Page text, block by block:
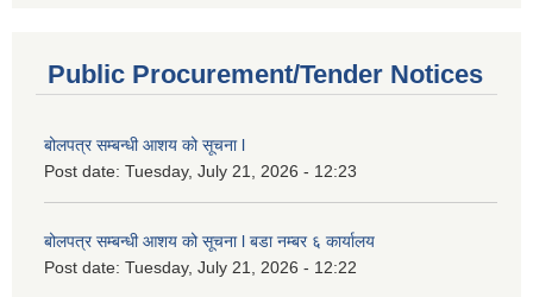
Public Procurement/Tender Notices
बोलपत्र सम्बन्धी आशय को सूचना l
Post date: Tuesday, July 21, 2026 - 12:23
बोलपत्र सम्बन्धी आशय को सूचना l बडा नम्बर ६ कार्यालय
Post date: Tuesday, July 21, 2026 - 12:22